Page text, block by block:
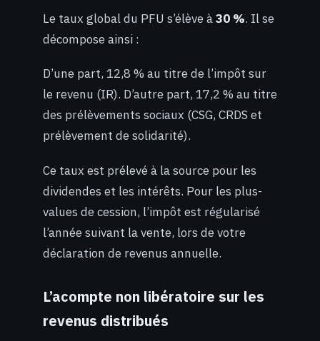
Le taux global du PFU s’élève à30 %. Il se
décompose ainsi :
D’une part, 12,8 % au titre de l’impôt sur
le revenu (IR). D’autre part, 17,2 % au titre
des prélèvements sociaux (CSG, CRDS et
prélèvement de solidarité).
Ce taux est prélevé à la source pour les
dividendes et les intérêts. Pour les plus-
values de cession, l’impôt est régularisé
l’année suivant la vente, lors de votre
déclaration de revenus annuelle.
L’acompte non libératoire sur les
revenus distribués